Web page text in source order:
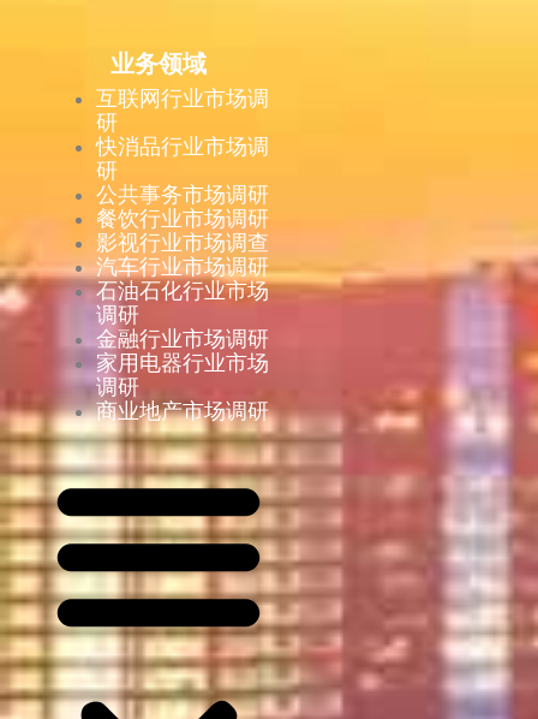
业务领域
互联网行业市场调
研
快消品行业市场调
研
公共事务市场调研
餐饮行业市场调研
影视行业市场调查
汽车行业市场调研
石油石化行业市场
调研
金融行业市场调研
家用电器行业市场
调研
商业地产市场调研